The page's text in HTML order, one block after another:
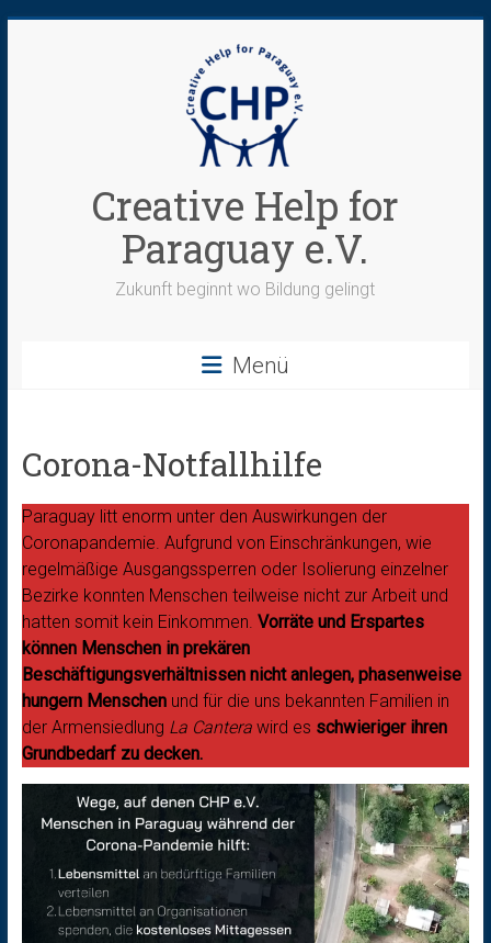
Creative Help for
Paraguay e.V.
Zukunft beginnt wo Bildung gelingt
Menü
Corona-Notfallhilfe
Paraguay litt enorm unter den Auswirkungen der
Coronapandemie. Aufgrund von Einschränkungen, wie
regelmäßige Ausgangssperren oder Isolierung einzelner
Bezirke konnten Menschen teilweise nicht zur Arbeit und
hatten somit kein Einkommen. Vorräte und Erspartes
können Menschen in prekären
Beschäftigungsverhältnissen nicht anlegen, phasenweise
hungern Menschen und für die uns bekannten Familien in
der Armensiedlung La Cantera wird es schwieriger ihren
Grundbedarf zu decken.